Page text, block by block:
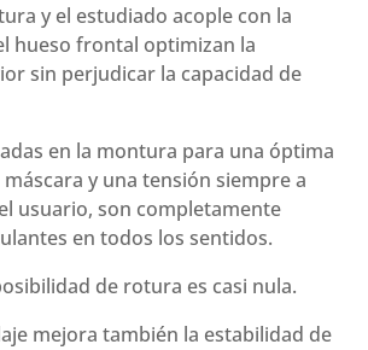
y el estudiado acople con la
hueso frontal optimizan la
sin perjudicar la capacidad de
en la montura para una óptima
y una tensión siempre a
usuario, son completamente
en todos los sentidos.
de rotura es casi nula.
mejora también la estabilidad de